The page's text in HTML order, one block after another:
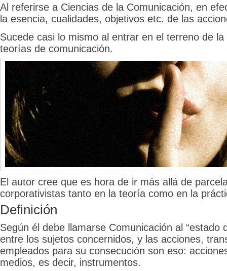
Al referirse a Ciencias de la Comunicación, en
la esencia, cualidades, objetivos etc. de las
Sucede casi lo mismo al entrar en el terreno de
teorías de comunicación.
El autor cree que es hora de ir más allá de
corporativistas tanto en la teoría como en la
Definición
Según él debe llamarse Comunicación al “estado
entre los sujetos concernidos, y las acciones,
empleados para su consecución son eso:
medios, es decir, instrumentos.